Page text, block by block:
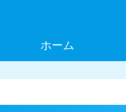
ホーム